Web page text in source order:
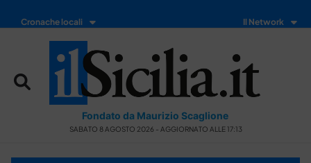
Cronache locali Il Network
Fondato da Maurizio Scaglione
SABATO 8 AGOSTO 2026 - AGGIORNATO ALLE 17:13